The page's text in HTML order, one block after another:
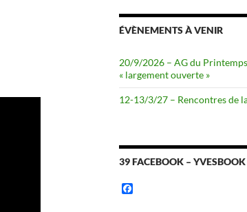
ÉVÈNEMENTS À VENIR
20/9/2026 – AG du
« largement ouverte »
12-13/3/27 – Rencontres de
39 FACEBOOK – YVESBOOK